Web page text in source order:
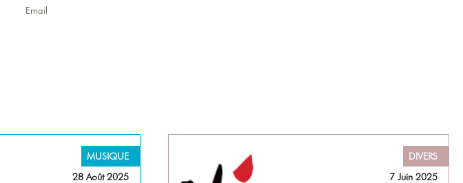
Email
MUSIQUE
28 Août 2025
DIVERS
7 Juin 2025